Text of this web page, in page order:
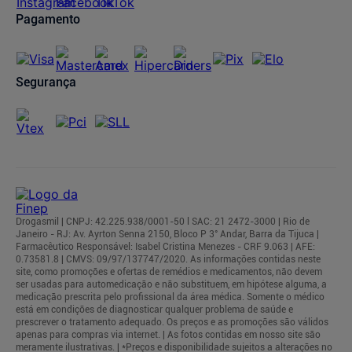
Pagamento
Segurança
Drogasmil | CNPJ: 42.225.938/0001-50 l SAC: 21 2472-3000 | Rio de
Janeiro - RJ: Av. Ayrton Senna 2150, Bloco P 3° Andar, Barra da Tijuca |
Farmacêutico Responsável: Isabel Cristina Menezes - CRF 9.063 | AFE:
0.73581.8 | CMVS: 09/97/137747/2020. As informações contidas neste
site, como promoções e ofertas de remédios e medicamentos, não devem
ser usadas para automedicação e não substituem, em hipótese alguma, a
medicação prescrita pelo profissional da área médica. Somente o médico
está em condições de diagnosticar qualquer problema de saúde e
prescrever o tratamento adequado. Os preços e as promoções são válidos
apenas para compras via internet. | As fotos contidas em nosso site são
meramente ilustrativas. | *Preços e disponibilidade sujeitos a alterações no